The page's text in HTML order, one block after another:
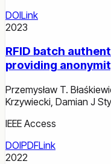
DOILink
2023
RFID batch
providing
Przemysław T.
Krzywiecki Damian J
IEEE Access
DOIPDFLink
2022